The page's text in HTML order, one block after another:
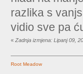
razlika s
vidio sve pa
« Zadnja izmjena: Lipanj 09,
Root Meadow